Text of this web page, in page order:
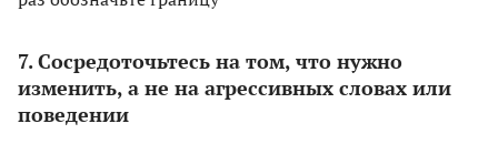
7. Сосредоточьтесь на том, что нужно
изменить, а не на агрессивных словах или
поведении